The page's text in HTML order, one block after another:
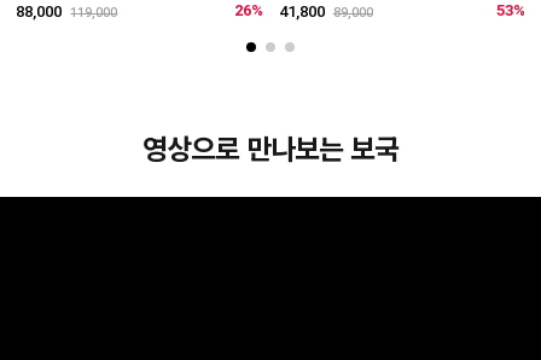
26%
88,000 119,000 53%
41,800 89,000
영상으로 만나보는 보국